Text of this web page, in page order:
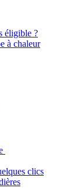
éligible ?
à chaleur
clics